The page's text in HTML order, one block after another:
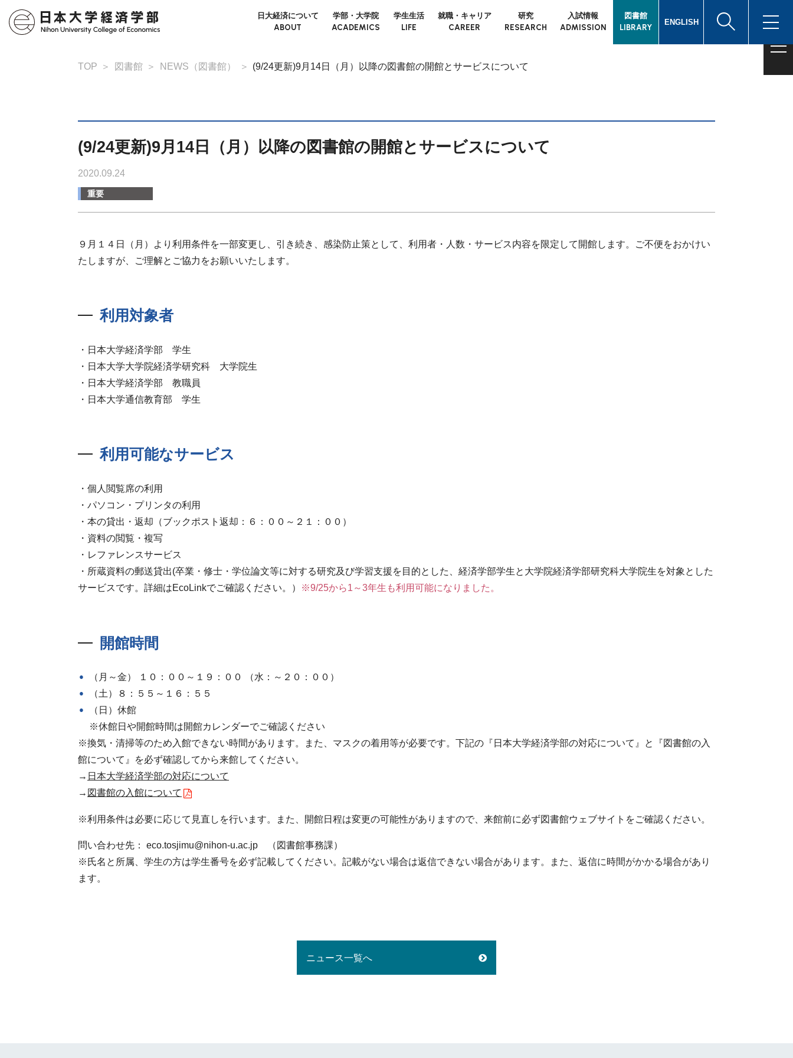
日大経済について
ABOUT
学部・大学院
ACADEMICS
学生生活
LIFE
就職・キャリア
CAREER
研究
RESEARCH
入試情報
ADMISSION
図書館
LIBRARY
ENGLISH
TOP 図書館 NEWS（図書館） (9/24更新)9月14日（月）以降の図書館の開館とサービスについて
(9/24更新)9月14日（月）以降の図書館の開館とサービスについて
2020.09.24
重要
９月１４日（月）より利用条件を一部変更し、引き続き、感染防止策として、利用者・人数・サービス内容を限定して開館します。ご不便をおかけい
たしますが、ご理解とご協力をお願いいたします。
利用対象者
・日本大学経済学部 学生
・日本大学大学院経済学研究科 大学院生
・日本大学経済学部 教職員
・日本大学通信教育部 学生
利用可能なサービス
・個人閲覧席の利用
・パソコン・プリンタの利用
・本の貸出・返却（ブックポスト返却：６：００～２１：００）
・資料の閲覧・複写
・レファレンスサービス
・所蔵資料の郵送貸出(卒業・修士・学位論文等に対する研究及び学習支援を目的とした、経済学部学生と大学院経済学部研究科大学院生を対象とした
サービスです。詳細はEcoLinkでご確認ください。）
※9/25から1～3年生も利用可能になりました。
開館時間
（月～金） １０：００～１９：００ （水：～２０：００）
（土）８：５５～１６：５５
（日）休館
※休館日や開館時間は開館カレンダーでご確認ください
※換気・清掃等のため⼊館できない時間があります。また、マスクの着⽤等が必要です。下記の『日本大学経済学部の対応について』と『図書館の入
館について』を必ず確認してから来館してください。
→ 日本大学経済学部の対応について
→ 図書館の入館について
※利用条件は必要に応じて見直しを行います。また、開館日程は変更の可能性がありますので、来館前に必ず図書館ウェブサイトをご確認ください。
問い合わせ先： eco.tosjimu@nihon-u.ac.jp （図書館事務課）
※氏名と所属、学生の方は学生番号を必ず記載してください。記載がない場合は返信できない場合があります。また、返信に時間がかかる場合があり
ます。
ニュース一覧へ